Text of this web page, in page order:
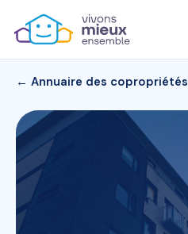
← Annuaire des copropriétés